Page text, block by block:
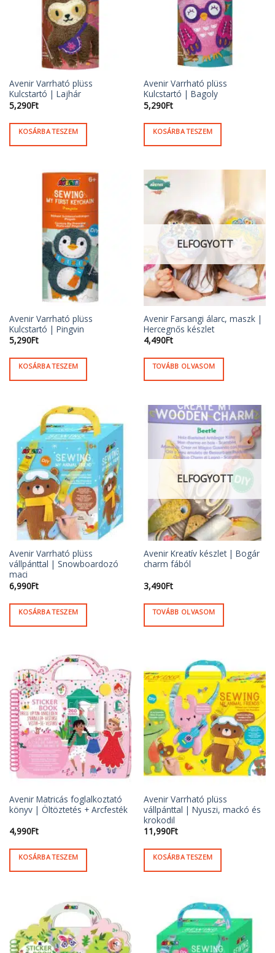
Avenir Varrható plüss
Kulcstartó | Lajhár
5,290Ft
KOSÁRBA TESZEM
Avenir Varrható plüss
Kulcstartó | Bagoly
5,290Ft
KOSÁRBA TESZEM
Avenir Varrható plüss
Kulcstartó | Pingvin
5,290Ft
KOSÁRBA TESZEM
ELFOGYOTT
Avenir Farsangi álarc, maszk |
Hercegnős készlet
4,490Ft
TOVÁBB OLVASOM
Avenir Varrható plüss
vállpánttal | Snowboardozó
maci
6,990Ft
KOSÁRBA TESZEM
ELFOGYOTT
Avenir Kreatív készlet | Bogár
charm fából
3,490Ft
TOVÁBB OLVASOM
Avenir Matricás foglalkoztató
könyv | Öltöztetés + Arcfesték
4,990Ft
KOSÁRBA TESZEM
Avenir Varrható plüss
vállpánttal | Nyuszi, mackó és
krokodil
11,990Ft
KOSÁRBA TESZEM